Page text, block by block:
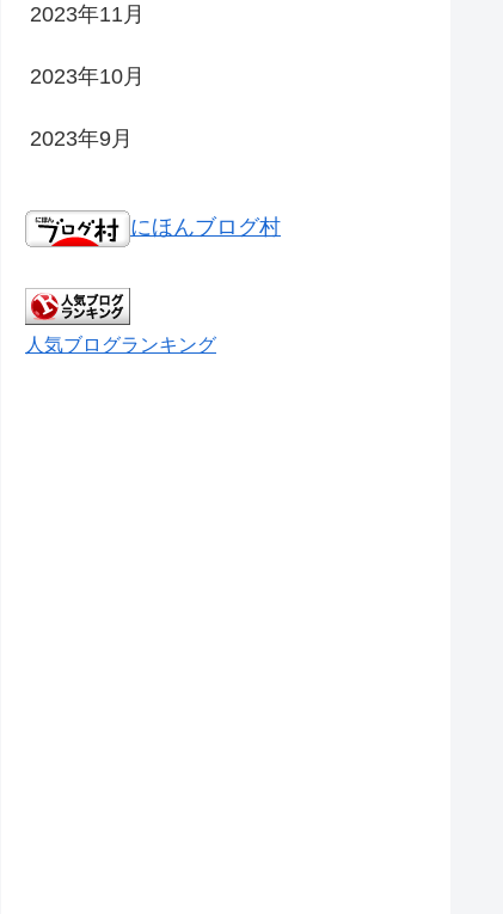
2023年11月
2023年10月
2023年9月
にほんブログ村
人気ブログランキング